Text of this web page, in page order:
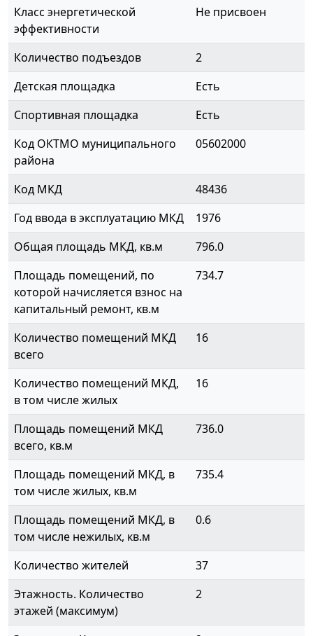
Класс энергетической
эффективности
Не присвоен
Количество подъездов
2
Детская площадка
Есть
Спортивная площадка
Есть
Код ОКТМО муниципального
района
05602000
Код МКД
48436
Год ввода в эксплуатацию МКД
1976
Общая площадь МКД, кв.м
796.0
Площадь помещений, по
которой начисляется взнос на
капитальный ремонт, кв.м
734.7
Количество помещений МКД
всего
16
Количество помещений МКД,
в том числе жилых
16
Площадь помещений МКД
всего, кв.м
736.0
Площадь помещений МКД, в
том числе жилых, кв.м
735.4
Площадь помещений МКД, в
том числе нежилых, кв.м
0.6
Количество жителей
37
Этажность. Количество
этажей (максимум)
2